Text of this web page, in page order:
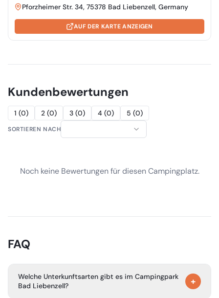
Pforzheimer Str. 34, 75378 Bad Liebenzell, Germany
AUF DER KARTE ANZEIGEN
Kundenbewertungen
1 (0) 2 (0) 3 (0) 4 (0) 5 (0)
SORTIEREN NACH
Noch keine Bewertungen für diesen Campingplatz.
FAQ
Welche Unterkunftsarten gibt es im Campingpark
Bad Liebenzell?
+